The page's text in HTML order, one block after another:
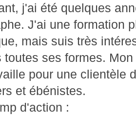
j'ai été quelques
J'ai une formation
mais suis très
toutes ses formes.
pour une clientèle
et ébénistes.
d'action :